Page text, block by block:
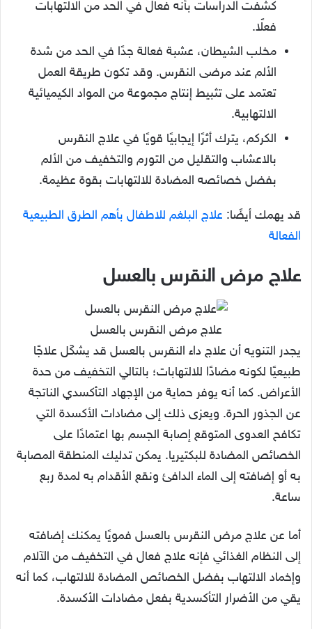
كشفت الدراسات بأنه فعال في الحد من الالتهابات
فعلًا.
مخلب الشيطان، عشبة فعالة جدًا في الحد من شدة
الألم عند مرضى النقرس. وقد تكون طريقة العمل
تعتمد على تثبيط إنتاج مجموعة من المواد الكيميائية
الالتهابية.
الكركم، يترك أثرًا إيجابيًا قويًا في علاج النقرس
بالاعشاب والتقليل من التورم والتخفيف من الألم
بفضل خصائصه المضادة للالتهابات بقوة عظيمة.
قد يهمك أيضًا: علاج البلغم للاطفال بأهم الطرق الطبيعية
الفعالة
علاج مرض النقرس بالعسل
علاج مرض النقرس بالعسل
يجدر التنويه أن علاج داء النقرس بالعسل قد يشكّل علاجًا
طبيعيًا لكونه مضادًا للالتهابات؛ بالتالي التخفيف من حدة
الأعراض. كما أنه يوفر حماية من الإجهاد التأكسدي الناتجة
عن الجذور الحرة. ويعزى ذلك إلى مضادات الأكسدة التي
تكافح العدوى المتوقع إصابة الجسم بها اعتمادًا على
الخصائص المضادة للبكتيريا. يمكن تدليك المنطقة المصابة
به أو إضافته إلى الماء الدافئ ونقع الأقدام به لمدة ربع
ساعة.
أما عن علاج مرض النقرس بالعسل فمويًا يمكنك إضافته
إلى النظام الغذائي فإنه علاج فعال في التخفيف من الآلام
وإخماد الالتهاب بفضل الخصائص المضادة للالتهاب، كما أنه
يقي من الأضرار التأكسدية بفعل مضادات الأكسدة.